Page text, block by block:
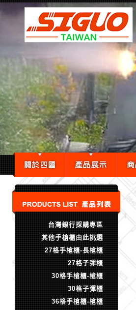
台灣銀行採購專區
其他手槍櫃由此挑選
27格手槍櫃-長槍櫃
27格子彈櫃
30格手槍櫃-槍櫃
30格子彈櫃
36格手槍櫃-槍櫃